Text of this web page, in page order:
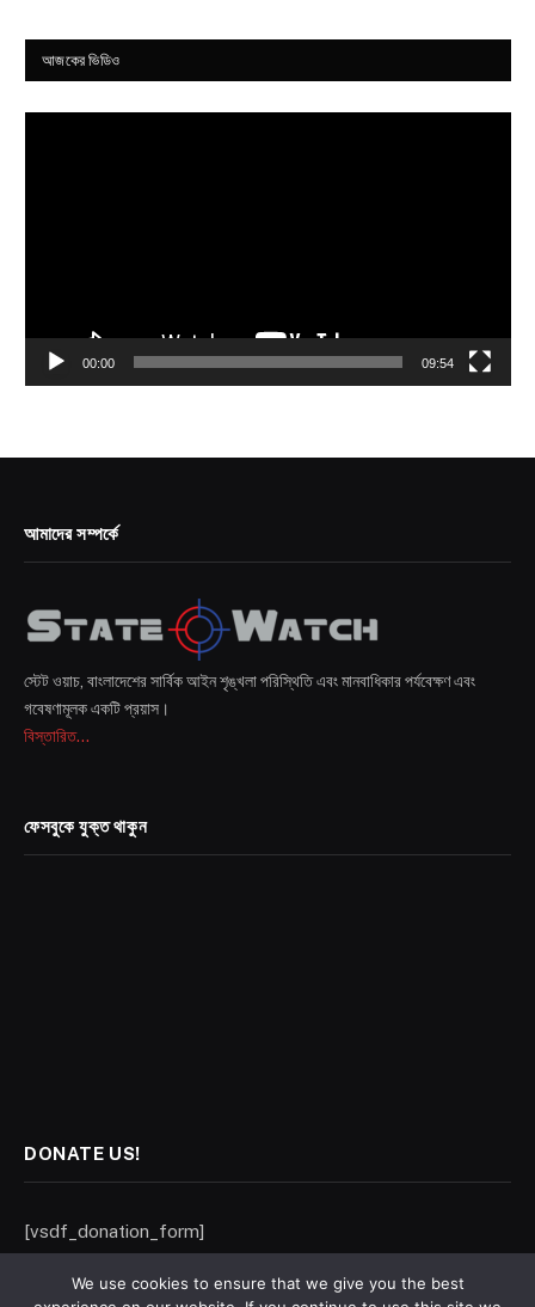
আজকের ভিডিও
00:00 09:54
আমাদের সম্পর্কে
স্টেট ওয়াচ, বাংলাদেশের সার্বিক আইন শৃঙ্খলা পরিস্থিতি এবং মানবাধিকার পর্যবেক্ষণ এবং
গবেষণামূলক একটি প্রয়াস।
বিস্তারিত...
ফেসবুকে যুক্ত থাকুন
DONATE US!
[vsdf_donation_form]
We use cookies to ensure that we give you the best